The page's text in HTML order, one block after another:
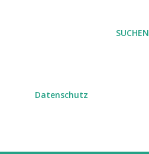
SUCHEN
Datenschutz